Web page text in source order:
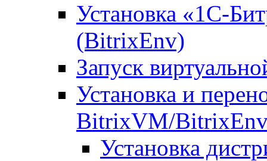
Установка «1С-
(BitrixEnv)
Запуск
Установка и
BitrixVM/
Установка